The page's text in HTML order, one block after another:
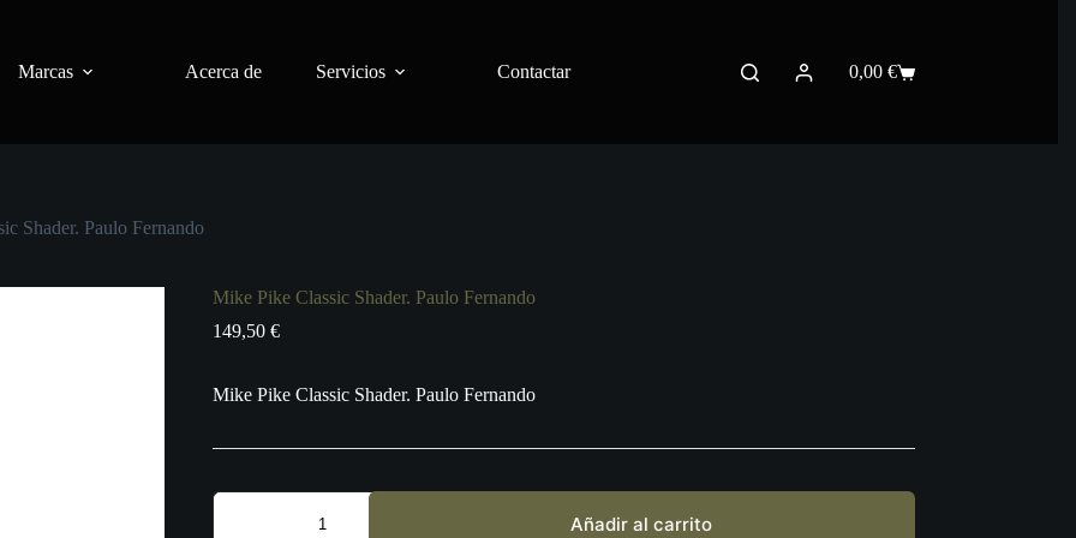
Marcas Acerca de Servicios Contactar
Carro
0,00 €
Shader. Paulo Fernando
Mike Pike Classic Shader. Paulo Fernando
149,50 €
Mike Pike Classic Shader. Paulo Fernando
Mike
Añadir al carrito